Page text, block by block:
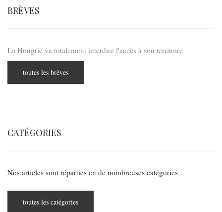
BRÈVES
La Hongrie va totalement interdire l'accès à son territoire
toutes les brèves
CATÉGORIES
Nos articles sont réparties en de nombreuses catégories
toutes les catégories